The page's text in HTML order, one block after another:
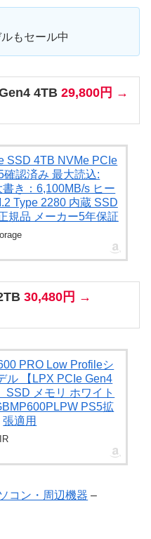
もセール中
4TB 29,800円 →
SSD 4TB NVMe PCIe
確認済み 最大読込:
き：6,100MB/s ヒー
Type 2280 内蔵 SSD
規品 メーカー5年保証
30,480円 →
PRO Low Profileシ
ル 【LPX PCIe Gen4
SSD メモリ ホワイト
PS5拡
張適用
コン・周辺機器 –